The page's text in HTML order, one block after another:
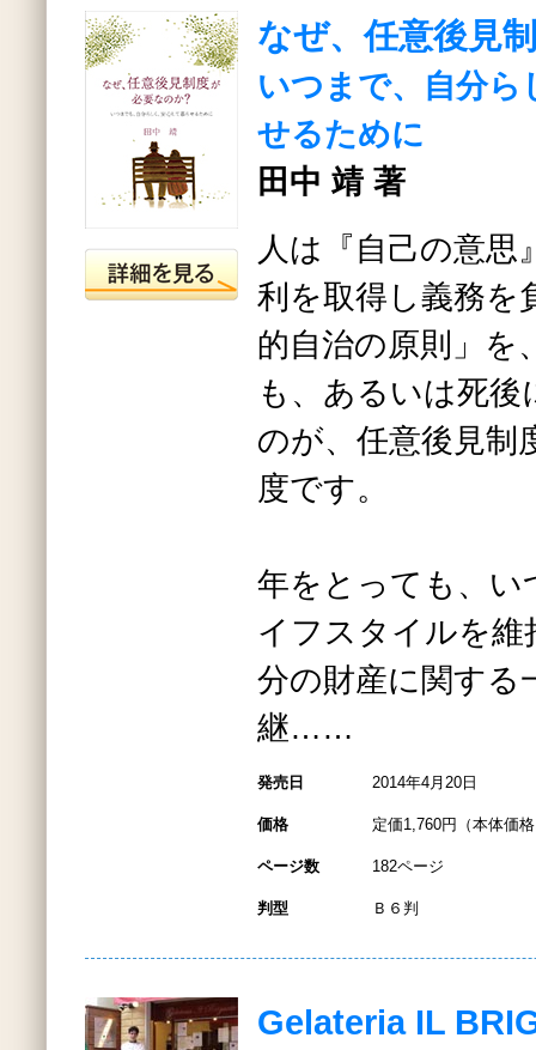
なぜ、任意後見
いつまで、自分ら
せるために
田中 靖 著
人は『自己の意思
利を取得し義務を
的自治の原則」を
も、あるいは死
のが、任意後見制
度です。
年をとっても、い
イフスタイルを維
分の財産に関する
継……
発売日 2014年4月20日
価格 定価1,760円（本体価
ページ数 182ページ
判型 Ｂ６判
Gelateria IL